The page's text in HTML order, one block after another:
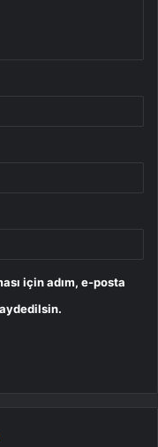
için adım, e-posta